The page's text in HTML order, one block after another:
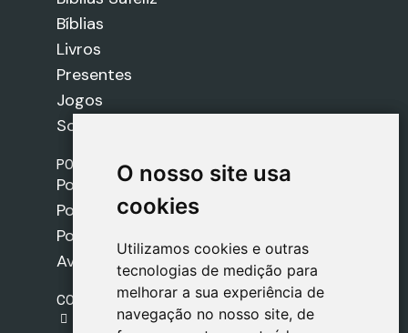
O nosso site usa
cookies
Utilizamos cookies e outras
tecnologias de medição para
melhorar a sua experiência de
navegação no nosso site, de
O nosso site usa
cookies
Utilizamos cookies e outras
tecnologias de medição para
melhorar a sua experiência de
navegação no nosso site, de
Bíblias
Livros
Presentes
Jogos
Sobre nós
POLÍTICAS
Política de Envios
Política de Cookies
Política de Privacidade
Aviso Legal
CONTACTO
gestion@safeliz.com